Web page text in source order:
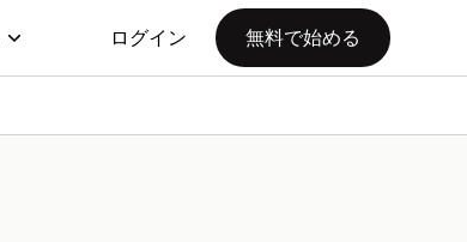
ログイン 無料で始める